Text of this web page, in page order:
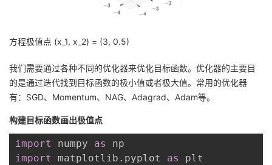
方程极值点 (x_1, x_2) = (3, 0.5)
我们需要通过各种不同的优化器来优化目标函数。优化器的主要目
的是通过迭代找到目标函数的极小值或者极大值。常用的优化器
有：SGD、Momentum、NAG、Adagrad、Adam等。
构建目标函数画出极值点
import numpy as
import
matplotlib . pyplot as